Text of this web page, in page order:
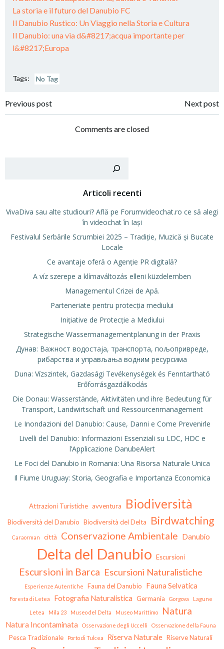
La storia e il futuro del Danubio FC
Il Danubio Rustico: Un Viaggio nella Storia e Cultura
Il Danubio: una via d&#8217;acqua importante per
l&#8217;Europa
Tags: No Tag
Post
navigation
Previous post
navigation
Next post
Comments are closed
Articoli recenti
VivaDiva sau alte studiouri? Află pe Forumvideochat.ro ce să alegi
în videochat în Iași
Festivalul Serbările Scrumbiei 2025 – Tradiție, Muzică și Bucate
Locale
Ce avantaje oferă o Agenție PR digitală?
A víz szerepe a klímaváltozás elleni küzdelemben
Managementul Crizei de Apă.
Parteneriate pentru protecția mediului
Inițiative de Protecție a Mediului
Strategische Wassermanagementplanung in der Praxis
Дунав: Важност водостаја, транспорта, пољопривреде,
рибарства и управљања водним ресурсима
Duna: Vízszintek, Gazdasági Tevékenységek és Fenntartható
Erőforrásgazdálkodás
Die Donau: Wasserstände, Aktivitäten und ihre Bedeutung für
Transport, Landwirtschaft und Ressourcenmanagement
Le Inondazioni del Danubio: Cause, Danni e Come Prevenirle
Livelli del Danubio: Informazioni Essenziali su LDC, HDC e
l’Applicazione DanubeAlert
Le Foci del Danubio in Romania: Una Risorsa Naturale Unica
Il Fiume Uruguay: Storia, Geografia e Importanza Economica
Attrazioni Turistiche avventura Biodiversità
Biodiversità del Danubio Biodiversità del Delta Birdwatching
Caraorman città Conservazione Ambientale Danubio
Delta del Danubio Escursioni
Escursioni in Barca Escursioni Naturalistiche
Esperienze Autentiche Fauna del Danubio Fauna Selvatica
Foresta di Letea Fotografia Naturalistica Germania Gorgova Lagune
Letea Mila 23 Museo del Delta Museo Marittimo Natura
Natura Incontaminata Osservazione degli Uccelli Osservazione della Fauna
Pesca Tradizionale Porto di Tulcea Riserva Naturale Riserve Naturali